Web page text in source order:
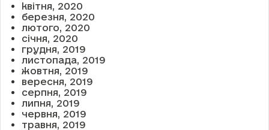
квітня, 2020
березня, 2020
лютого, 2020
січня, 2020
грудня, 2019
листопада, 2019
жовтня, 2019
вересня, 2019
серпня, 2019
липня, 2019
червня, 2019
травня, 2019